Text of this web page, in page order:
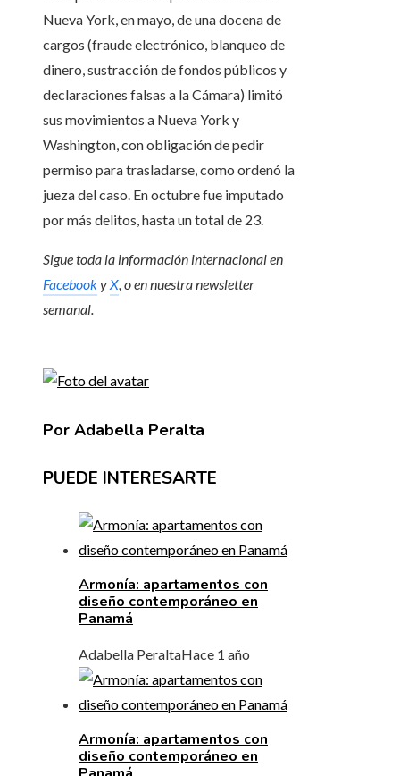
Nueva York, en mayo, de una docena de
cargos (fraude electrónico, blanqueo de
dinero, sustracción de fondos públicos y
declaraciones falsas a la Cámara) limitó
sus movimientos a Nueva York y
Washington, con obligación de pedir
permiso para trasladarse, como ordenó la
jueza del caso. En octubre fue imputado
por más delitos, hasta un total de 23.
Sigue toda la información internacional en
FacebookyX, o ennuestra newsletter
semanal.
Por Adabella Peralta
PUEDE INTERESARTE
Armonía: apartamentos con
diseño contemporáneo en
Panamá
Adabella PeraltaHace 1 año
Armonía: apartamentos con
diseño contemporáneo en